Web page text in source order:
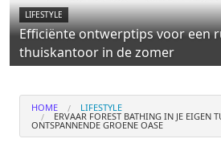
LIFESTYLE
Efficiënte ontwerptips voor een
thuiskantoor in de zomer
HOME LIFESTYLE
ERVAAR FOREST BATHING IN JE EIGEN
ONTSPANNENDE GROENE OASE